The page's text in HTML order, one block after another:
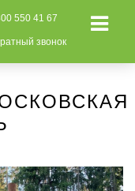
550 41 67
звонок